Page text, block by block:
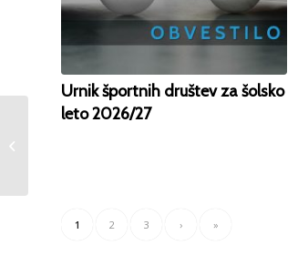
Urnik športnih društev za šolsko
leto 2026/27
1 2 3 › »